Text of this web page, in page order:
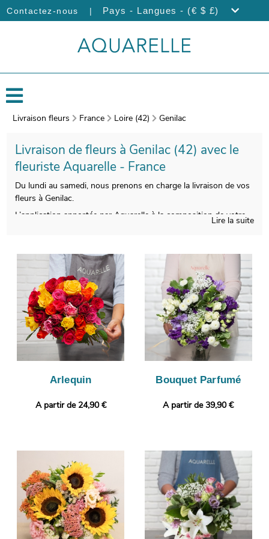
Contactez-nous | Pays - Langues - (€ $ £)
Livraison fleurs France Loire (42) Genilac
Livraison de fleurs à Genilac (42) avec le
fleuriste Aquarelle - France
Du lundi au samedi, nous prenons en charge la livraison de vos
fleurs à Genilac.
L’application apportée par Aquarelle à la composition de votre
qualité. On procèdera ensuite à l’empaquetage de vos fleurs,
avec un contenant spécifique, puis viendra la prise d’une photo
de l’ensemble. Par la suite, la livraison au destinataire sera
programmée, après vous avoir fait parvenir la photo. Envie de
vous démarquer ? Selon vos préférences, votre commande
pourra être personnalisée avec un message ou une photo.
Lire la suite
Arlequin
A partir de 24,90 €
Bouquet Parfumé
A partir de 39,90 €